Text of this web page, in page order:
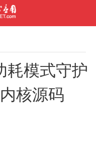
耗模式守护
核源码